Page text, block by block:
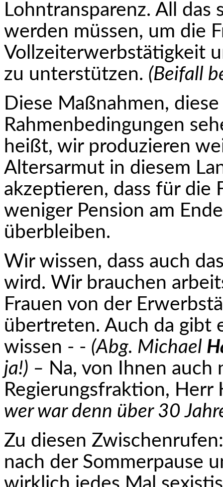
Lohntransparenz. All
werden müssen, um die
Vollzeiterwerbstätigkeit
zu unterstützen. (Beifall
Diese Maßnahmen,
Rahmenbedingungen
heißt, wir produzieren
Altersarmut in diesem
akzeptieren, dass für die
weniger Pension am
überbleiben.
Wir wissen, dass auch
wird. Wir brauchen
Frauen von der
übertreten. Auch da gibt
wissen - ‑ (Abg. Michael
ja!) – Na, von Ihnen auch
Regierungsfraktion, Herr
wer war denn über 30
Zu diesen
nach der Sommerpause